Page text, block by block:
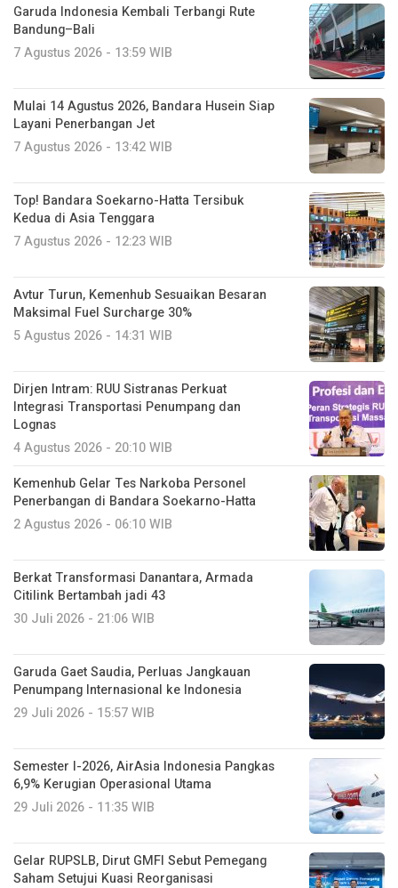
Garuda Indonesia Kembali Terbangi Rute
Bandung–Bali
7 Agustus 2026 - 13:59 WIB
Mulai 14 Agustus 2026, Bandara Husein Siap
Layani Penerbangan Jet
7 Agustus 2026 - 13:42 WIB
Top! Bandara Soekarno-Hatta Tersibuk
Kedua di Asia Tenggara
7 Agustus 2026 - 12:23 WIB
Avtur Turun, Kemenhub Sesuaikan Besaran
Maksimal Fuel Surcharge 30%
5 Agustus 2026 - 14:31 WIB
Dirjen Intram: RUU Sistranas Perkuat
Integrasi Transportasi Penumpang dan
Lognas
4 Agustus 2026 - 20:10 WIB
Kemenhub Gelar Tes Narkoba Personel
Penerbangan di Bandara Soekarno-Hatta
2 Agustus 2026 - 06:10 WIB
Berkat Transformasi Danantara, Armada
Citilink Bertambah jadi 43
30 Juli 2026 - 21:06 WIB
Garuda Gaet Saudia, Perluas Jangkauan
Penumpang Internasional ke Indonesia
29 Juli 2026 - 15:57 WIB
Semester I-2026, AirAsia Indonesia Pangkas
6,9% Kerugian Operasional Utama
29 Juli 2026 - 11:35 WIB
Gelar RUPSLB, Dirut GMFI Sebut Pemegang
Saham Setujui Kuasi Reorganisasi